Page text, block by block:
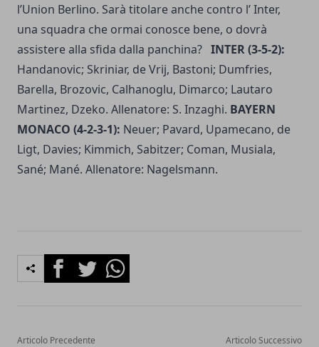
l’Union Berlino. Sarà titolare anche contro l’ Inter,
una squadra che ormai conosce bene, o dovrà
assistere alla sfida dalla panchina? INTER (3-5-2):
Handanovic; Skriniar, de Vrij, Bastoni; Dumfries,
Barella, Brozovic, Calhanoglu, Dimarco; Lautaro
Martinez, Dzeko. Allenatore: S. Inzaghi. BAYERN
MONACO (4-2-3-1): Neuer; Pavard, Upamecano, de
Ligt, Davies; Kimmich, Sabitzer; Coman, Musiala,
Sané; Mané. Allenatore: Nagelsmann.
FacebookTwitterWhatsapp
Articolo Precedente Articolo Successivo